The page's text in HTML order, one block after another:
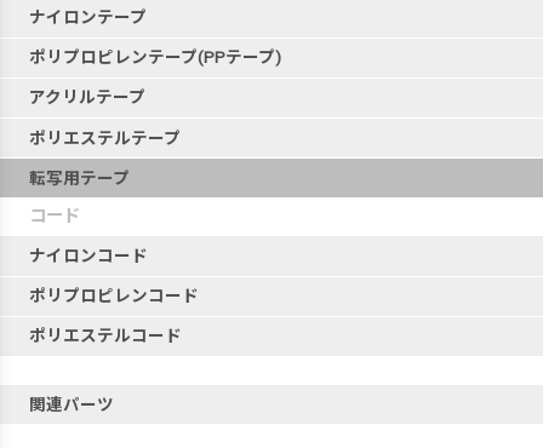
ナイロンテープ
ポリプロピレンテープ(PPテープ)
アクリルテープ
ポリエステルテープ
転写用テープ
コード
ナイロンコード
ポリプロピレンコード
ポリエステルコード
関連パーツ